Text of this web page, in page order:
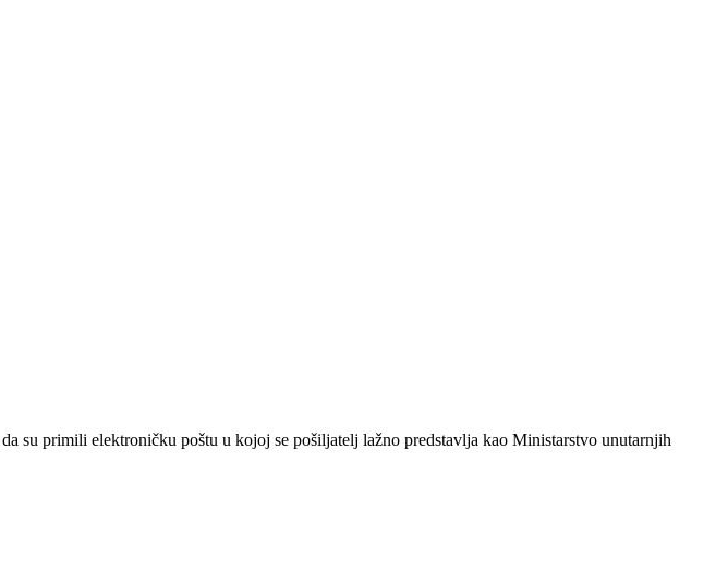
su primili elektroničku poštu u kojoj se pošiljatelj lažno predstavlja kao Ministarstvo unutarnjih